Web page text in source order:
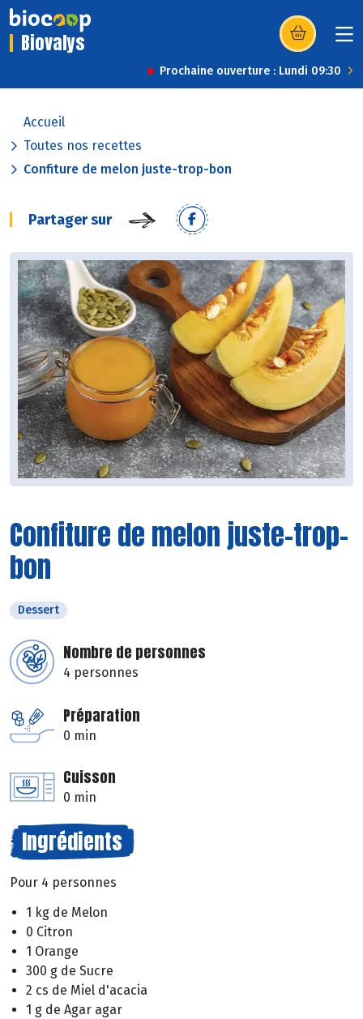
Biovalys (s’ouvre dans
Prochaine ouverture : Lundi 09:30
Accueil
Toutes nos recettes
Confiture de melon juste-trop-bon
Partager sur
Confiture de melon juste-trop-
bon
Dessert
Nombre de personnes
4 personnes
Préparation
0 min
Cuisson
0 min
Ingrédients
Pour 4 personnes
1 kg de Melon
0 Citron
1 Orange
300 g de Sucre
2 cs de Miel d'acacia
1 g de Agar agar